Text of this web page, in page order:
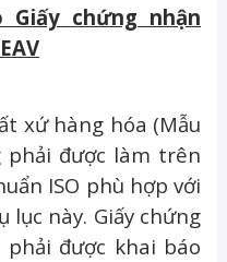
Giấy chứng nhận
xứ hàng hóa (Mẫu
phải được làm trên
ISO phù hợp với
lục này. Giấy chứng
được khai báo